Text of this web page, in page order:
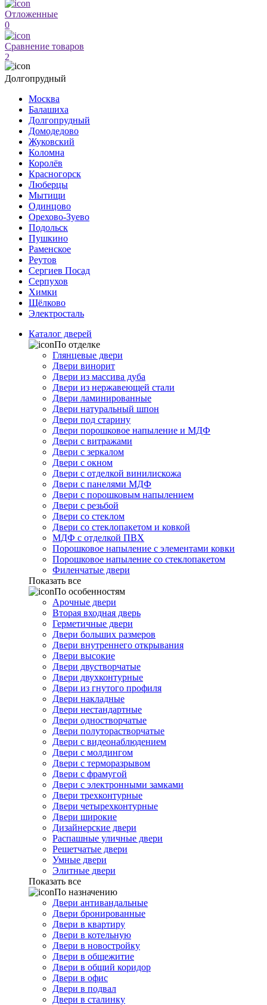
Отложенные
0
Сравнение товаров
2
Долгопрудный
Москва
Балашиха
Долгопрудный
Домодедово
Жуковский
Коломна
Королёв
Красногорск
Люберцы
Мытищи
Одинцово
Орехово-Зуево
Подольск
Пушкино
Раменское
Реутов
Сергиев Посад
Серпухов
Химки
Щёлково
Электросталь
Каталог дверей
По отделке
Глянцевые двери
Двери винорит
Двери из массива дуба
Двери из нержавеющей стали
Двери ламинированные
Двери натуральный шпон
Двери под старину
Двери порошковое напыление и МДФ
Двери с витражами
Двери с зеркалом
Двери с окном
Двери с отделкой винилискожа
Двери с панелями МДФ
Двери с порошковым напылением
Двери с резьбой
Двери со стеклом
Двери со стеклопакетом и ковкой
МДФ с отделкой ПВХ
Порошковое напыление с элементами ковки
Порошковое напыление со стеклопакетом
Филенчатые двери
Показать все
По особенностям
Арочные двери
Вторая входная дверь
Герметичные двери
Двери больших размеров
Двери внутреннего открывания
Двери высокие
Двери двустворчатые
Двери двухконтурные
Двери из гнутого профиля
Двери накладные
Двери нестандартные
Двери одностворчатые
Двери полуторастворчатые
Двери с видеонаблюдением
Двери с молдингом
Двери с терморазрывом
Двери с фрамугой
Двери с электронными замками
Двери трехконтурные
Двери четырехконтурные
Двери широкие
Дизайнерские двери
Распашные уличные двери
Решетчатые двери
Умные двери
Элитные двери
Показать все
По назначению
Двери антивандальные
Двери бронированные
Двери в квартиру
Двери в котельную
Двери в новостройку
Двери в общежитие
Двери в общий коридор
Двери в офис
Двери в подвал
Двери в сталинку